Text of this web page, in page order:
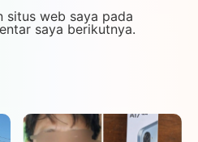
situs web saya pada
saya berikutnya.